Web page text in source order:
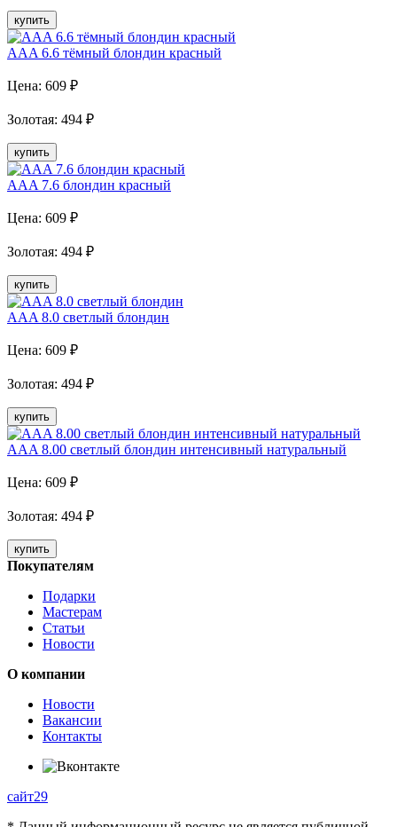
купить
AAA 6.6 тёмный блондин красный
Цена: 609 ₽
Золотая: 494 ₽
купить
AAA 7.6 блондин красный
Цена: 609 ₽
Золотая: 494 ₽
купить
AAA 8.0 светлый блондин
Цена: 609 ₽
Золотая: 494 ₽
купить
AAA 8.00 светлый блондин интенсивный натуральный
Цена: 609 ₽
Золотая: 494 ₽
купить
Покупателям
Подарки
Мастерам
Статьи
Новости
О компании
Новости
Вакансии
Контакты
сайт29